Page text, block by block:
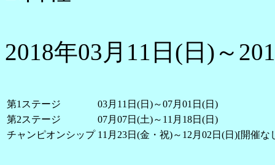
2018年03月11日(日)～
第1ステージ
03月11日(日)～07月01日(日)
第2ステージ
07月07日(土)～11月18日(日)
チャンピオンシップ 11月23日(金・祝)～12月02日(日)[開催な